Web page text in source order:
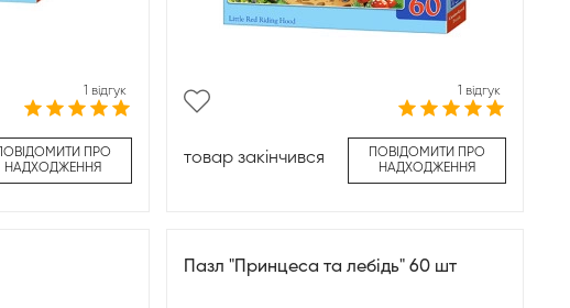
1 відгук
ПОВІДОМИТИ ПРО
НАДХОДЖЕННЯ
1 відгук
товар закінчився
ПОВІДОМИТИ ПРО
НАДХОДЖЕННЯ
Пазл "Принцеса та лебідь" 60 шт